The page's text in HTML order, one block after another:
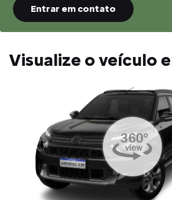
Entrar em contato
Visualize o veículo